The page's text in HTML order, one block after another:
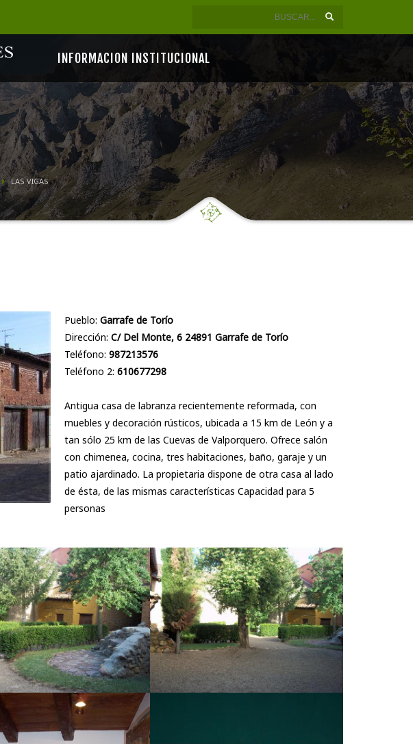
INFORMACION INSTITUCIONAL
LAS VIGAS
Pueblo: Garrafe de Torío
Dirección: C/ Del Monte, 6 24891 Garrafe de Torío
Teléfono: 987213576
Teléfono 2: 610677298
Antigua casa de labranza recientemente reformada, con
muebles y decoración rústicos, ubicada a 15 km de León y a
tan sólo 25 km de las Cuevas de Valporquero. Ofrece salón
con chimenea, cocina, tres habitaciones, baño, garaje y un
patio ajardinado. La propietaria dispone de otra casa al lado
de ésta, de las mismas características Capacidad para 5
personas